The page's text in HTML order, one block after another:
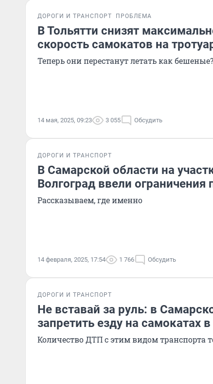
ДОРОГИ И ТРАНСПОРТ ПРОБЛЕМА
В Тольятти снизят
скорость самокатов на
Теперь они перестанут летать как бешеные?
14 мая, 2025, 09:23 3 055 Обсудить
ДОРОГИ И ТРАНСПОРТ
В Самарской области на
Волгоград ввели ограничения
Рассказываем, где именно
14 февраля, 2025, 17:54 1 766 Обсудить
ДОРОГИ И ТРАНСПОРТ
Не вставай за руль: в
запретить езду на самокатах
Количество ДТП с этим видом транспорта